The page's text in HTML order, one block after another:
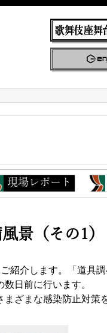
現場レポート
景（その1）
紹介します。「道具
日前に行います。
ざまな感染防止対策